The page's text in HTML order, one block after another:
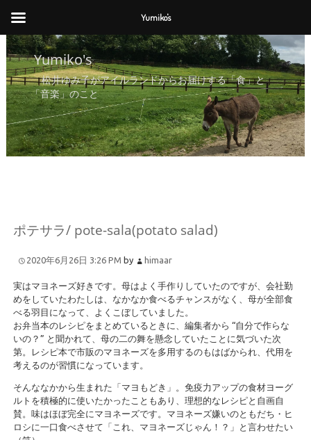
Yumiko's
松井ゆみ子がアイルランドからお届けする「食」と
「音楽」のこと
ポテサラ/ pote-sala(potato salad)
2020年6月26日 3:26 PM by himaar
実はマヨネーズ好きです。母はよく手作りしていたのですが、会社勤
めをしていたわたしは、なかなか食べるチャンスがなく、母が全部食
べる羽目になって、よくこぼしていました。
お弁当本のレシピをまとめているときに、編集者から “自分で作らな
いの？” と聞かれて、母の二の舞を懸念していたことに気づいた次
第。レシピ本で市販のマヨネーズを多用するのもはばかられ、代用を
考えるのが習慣になっています。
そんななかから生まれた「マヨもどき」。免疫力アップの食材ヨーグ
ルトを積極的に使いたかったこともあり、理想的なレシピと自画自
賛。味はほぼ完全にマヨネーズです。マヨネーズ嫌いのともだち・ヒ
ロシに一口食べさせて「これ、マヨネーズじゃん！？」と言わせたい
Yumiko's
Yumiko's